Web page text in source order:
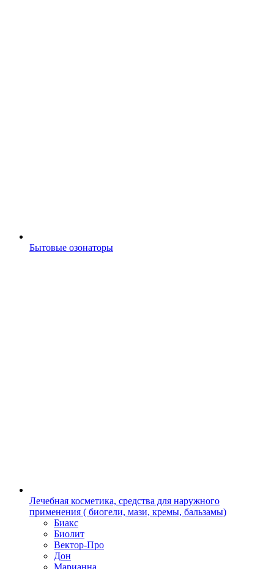
Бытовые озонаторы
Лечебная косметика, средства для наружного
применения ( биогели, мази, кремы, бальзамы)
Биакс
Биолит
Вектор-Про
Дон
Марианна